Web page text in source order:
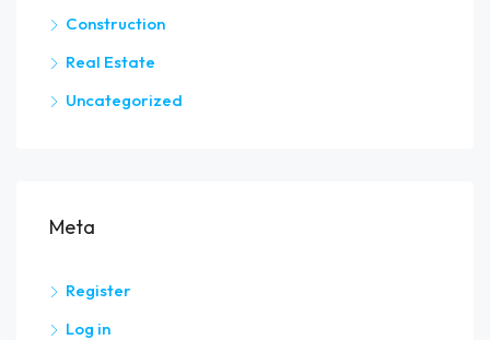
Construction
Real Estate
Uncategorized
Meta
Register
Log in